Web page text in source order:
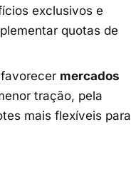
exclusivos e
quotas de
mercados
tração, pela
mais flexíveis para